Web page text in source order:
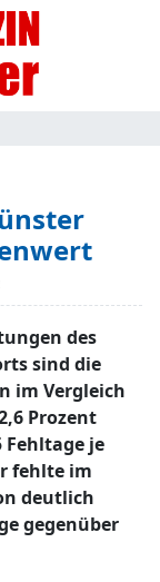
des
sind die
im Vergleich
Prozent
Fehltage je
fehlte im
deutlich
gegenüber